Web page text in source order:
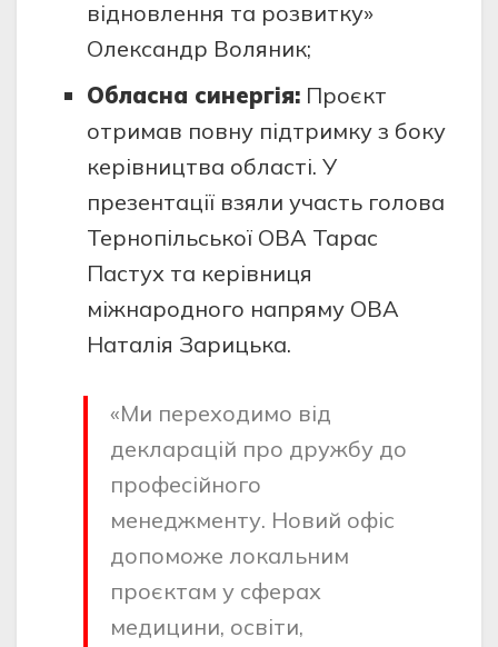
відновлення та розвитку»
Олександр Воляник;
Обласна синергія:Проєкт
отримав повну підтримку з боку
керівництва області. У
презентації взяли участь голова
Тернопільської ОВА Тарас
Пастух та керівниця
міжнародного напряму ОВА
Наталія Зарицька.
«Ми переходимо від
декларацій про дружбу до
професійного
менеджменту. Новий офіс
допоможе локальним
проєктам у сферах
медицини, освіти,